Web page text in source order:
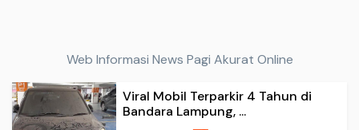
Web Informasi News Pagi Akurat Online
Viral Mobil Terparkir 4 Tahun di
Bandara Lampung, ...